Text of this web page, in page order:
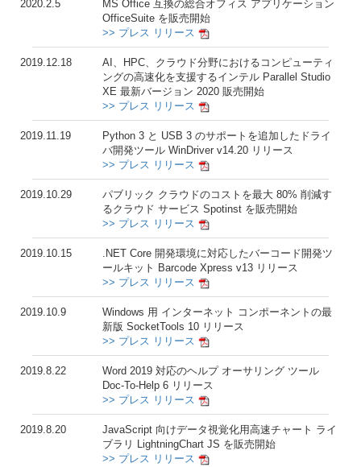
2020.2.5
MS Office 互換の総合オフィス アプリケーション
OfficeSuite を販売開始
>> プレス リリース
2019.12.18
AI、HPC、クラウド分野におけるコンピューティ
ングの高速化を支援するインテル Parallel Studio
XE 最新バージョン 2020 販売開始
>> プレス リリース
2019.11.19
Python 3 と USB 3 のサポートを追加したドライ
バ開発ツール WinDriver v14.20 リリース
>> プレス リリース
2019.10.29
パブリック クラウドのコストを最大 80% 削減す
るクラウド サービス Spotinst を販売開始
>> プレス リリース
2019.10.15
.NET Core 開発環境に対応したバーコード開発ツ
ールキット Barcode Xpress v13 リリース
>> プレス リリース
2019.10.9
Windows 用 インターネット コンポーネントの最
新版 SocketTools 10 リリース
>> プレス リリース
2019.8.22
Word 2019 対応のヘルプ オーサリング ツール
Doc-To-Help 6 リリース
>> プレス リリース
2019.8.20
JavaScript 向けデータ視覚化用高速チャート ライ
ブラリ LightningChart JS を販売開始
>> プレス リリース